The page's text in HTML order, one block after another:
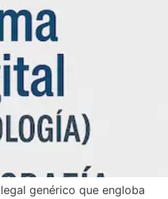
genérico que engloba